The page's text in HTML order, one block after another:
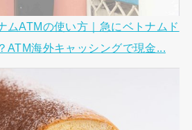
ムATMの使い方｜急にベトナムド
ATM海外キャッシングで現金...